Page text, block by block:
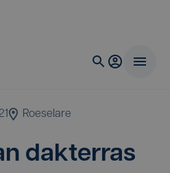
Roeselare
dak­ter­ras